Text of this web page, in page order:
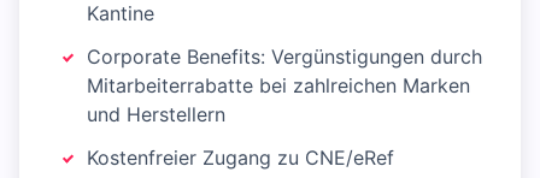
Kantine
Corporate Benefits: Vergünstigungen durch
Mitarbeiterrabatte bei zahlreichen Marken
und Herstellern
Kostenfreier Zugang zu CNE/eRef